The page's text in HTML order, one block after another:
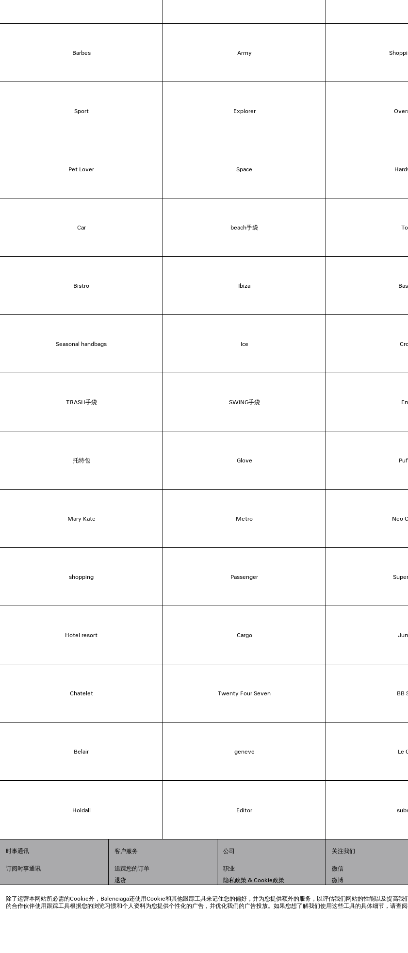
除了运营本网站所必需的Cookie外，Balenciaga还使用Cookie和其他跟踪工具来记住您的偏好，并为您提供额外的服务，以评估我们网站的性能以及提高我
的合作伙伴使用跟踪工具根据您的浏览习惯和个人资料为您提供个性化的广告，并优化我们的广告投放。如果您想了解我们使用这些工具的具体细节，请查
Barbes Army
Sport Explorer
Pet Lover Space
Car beach手袋
Bistro Ibiza
Seasonal handbags Ice
TRASH手袋 SWING手袋
托特包 Glove
Mary Kate Metro Neo
shopping Passenger
Hotel resort Cargo
Chatelet Twenty Four Seven BB
Belair geneve Le
Holdall Editor
时事通讯
订阅时事通讯
客户服务
追踪您的订单
退货
支付
公司
职业
隐私政策 & Cookie政策
联合国世界粮食计划署
关注我们
微信
微博
抖音